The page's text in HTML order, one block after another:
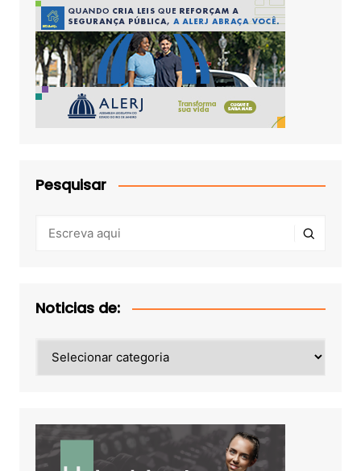
Pesquisar
Noticias de:
de: